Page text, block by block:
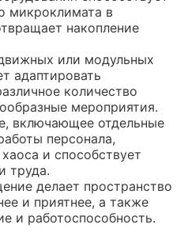
микроклимата в
накопление
или модульных
адаптировать
количество
мероприятия.
включающее отдельные
персонала,
и способствует
труда.
делает пространство
и приятнее, а также
и работоспособность.